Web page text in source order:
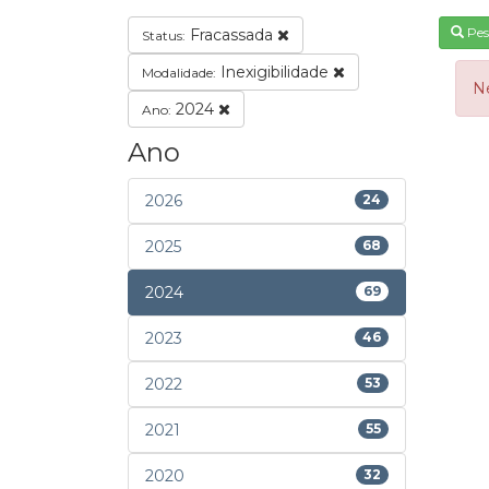
Status: Fracassada
Modalidade: Inexigibilidade
Ano: 2024
Ano
2026 24
2025 68
2024 69
2023 46
2022 53
2021 55
2020 32